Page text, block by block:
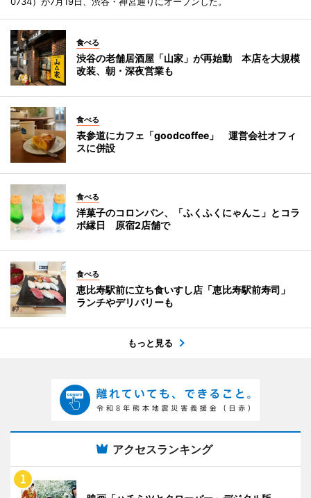
食べる
渋谷の老舗居酒屋「山家」が再始動 本店を大規模
改装、朝・深夜営業も
食べる
表参道にカフェ「goodcoffee」 運営会社オフィ
スに併設
食べる
洋菓子のコロンバン、「ふくふくにゃんこ」とコラ
ボ縁日 原宿2店舗で
食べる
恵比寿駅前に立ち食いすし店「恵比寿駅前寿司」
ランチやデリバリーも
もっと見る
アクセスランキング